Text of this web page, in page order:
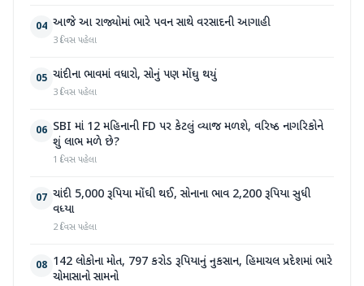
04 આજે આ રાજ્યોમાં ભારે પવન સાથે વરસાદની આગાહી
3 દિવસ પહેલા
05 ચાંદીના ભાવમાં વધારો, સોનું પણ મોંઘુ થયું
3 દિવસ પહેલા
06 SBI માં 12 મહિનાની FD પર કેટલું વ્યાજ મળશે, વરિષ્ઠ નાગરિકોને
શું લાભ મળે છે?
1 દિવસ પહેલા
07 ચાંદી 5,000 રૂપિયા મોંઘી થઈ, સોનાના ભાવ 2,200 રૂપિયા સુધી
વધ્યા
2 દિવસ પહેલા
08 142 લોકોના મોત, 797 કરોડ રૂપિયાનું નુકસાન, હિમાચલ પ્રદેશમાં ભારે
ચોમાસાનો સામનો